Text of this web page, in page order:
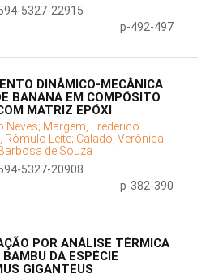
5327-22915
p-492-497
DINÂMICO-MECÂNICA
BANANA EM COMPÓSITO
MATRIZ EPÓXI
Neves; Margem, Frederico
Rômulo Leite; Calado, Verônica;
de Souza
5327-20908
p-382-390
POR ANÁLISE TÉRMICA
DA ESPÉCIE
GIGANTEUS